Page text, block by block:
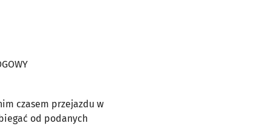
czasem przejazdu w
od podanych